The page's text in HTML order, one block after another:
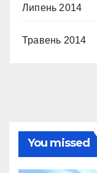
Липень 2014
Травень 2014
You missed